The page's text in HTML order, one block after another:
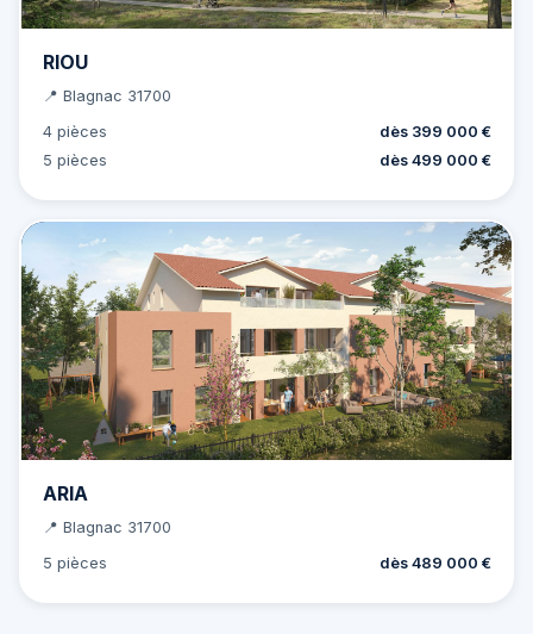
RIOU
📍 Blagnac 31700
4 pièces
dès 399 000 €
5 pièces
dès 499 000 €
ARIA
📍 Blagnac 31700
5 pièces
dès 489 000 €